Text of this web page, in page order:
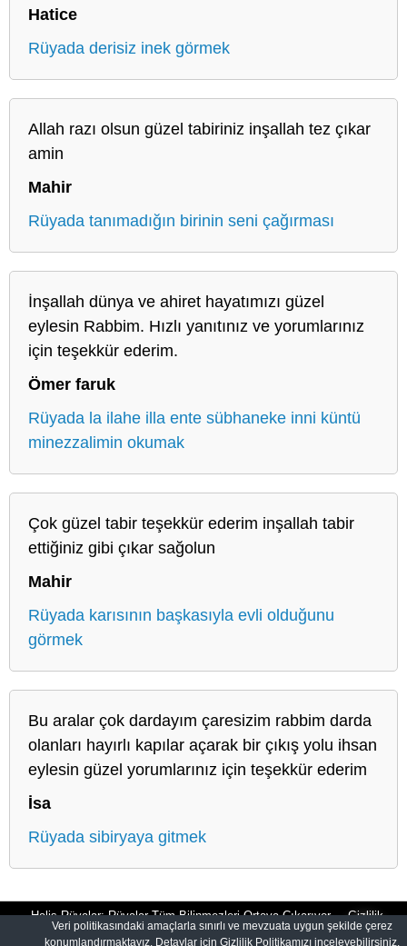
Hatice
Rüyada derisiz inek görmek
Allah razı olsun güzel tabiriniz inşallah tez çıkar
amin
Mahir
Rüyada tanımadığın birinin seni çağırması
İnşallah dünya ve ahiret hayatımızı güzel
eylesin Rabbim. Hızlı yanıtınız ve yorumlarınız
için teşekkür ederim.
Ömer faruk
Rüyada la ilahe illa ente sübhaneke inni küntü
minezzalimin okumak
Çok güzel tabir teşekkür ederim inşallah tabir
ettiğiniz gibi çıkar sağolun
Mahir
Rüyada karısının başkasıyla evli olduğunu
görmek
Bu aralar çok dardayım çaresizim rabbim darda
olanları hayırlı kapılar açarak bir çıkış yolu ihsan
eylesin güzel yorumlarınız için teşekkür ederim
İsa
Rüyada sibiryaya gitmek
Halis Rüyalar: Rüyalar Tüm Bilinmezleri Ortaya Çıkarıyor Gizlilik
Veri politikasındaki amaçlarla sınırlı ve mevzuata uygun şekilde çerez
konumlandırmaktayız. Detaylar için Gizlilik Politikamızı inceleyebilirsiniz.